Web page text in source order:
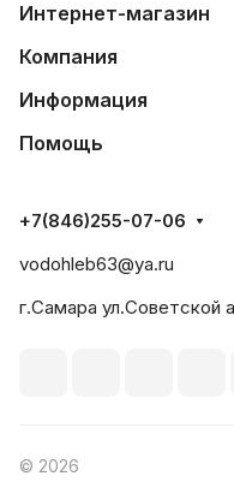
Интернет-магазин
Компания
Информация
Помощь
+7(846)255-07-06
vodohleb63@ya.ru
г.Самара ул.Советской
© 2026